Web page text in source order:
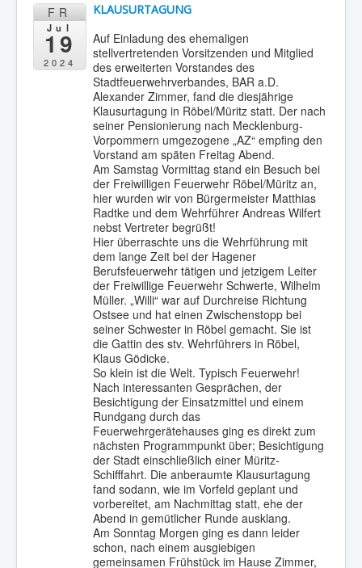
FR
Jul
19
2024
KLAUSURTAGUNG
Auf Einladung des ehemaligen
stellvertretenden Vorsitzenden und Mitglied
des erweiterten Vorstandes des
Stadtfeuerwehrverbandes, BAR a.D.
Alexander Zimmer, fand die diesjährige
Klausurtagung in Röbel/Müritz statt. Der nach
seiner Pensionierung nach Mecklenburg-
Vorpommern umgezogene „AZ“ empfing den
Vorstand am späten Freitag Abend.
Am Samstag Vormittag stand ein Besuch bei
der Freiwilligen Feuerwehr Röbel/Müritz an,
hier wurden wir von Bürgermeister Matthias
Radtke und dem Wehrführer Andreas Wilfert
nebst Vertreter begrüßt!
Hier überraschte uns die Wehrführung mit
dem lange Zeit bei der Hagener
Berufsfeuerwehr tätigen und jetzigem Leiter
der Freiwillige Feuerwehr Schwerte, Wilhelm
Müller. „Willi“ war auf Durchreise Richtung
Ostsee und hat einen Zwischenstopp bei
seiner Schwester in Röbel gemacht. Sie ist
die Gattin des stv. Wehrführers in Röbel,
Klaus Gödicke.
So klein ist die Welt. Typisch Feuerwehr!
Nach interessanten Gesprächen, der
Besichtigung der Einsatzmittel und einem
Rundgang durch das
Feuerwehrgerätehauses ging es direkt zum
nächsten Programmpunkt über; Besichtigung
der Stadt einschließlich einer Müritz-
Schifffahrt. Die anberaumte Klausurtagung
fand sodann, wie im Vorfeld geplant und
vorbereitet, am Nachmittag statt, ehe der
Abend in gemütlicher Runde ausklang.
Am Sonntag Morgen ging es dann leider
schon, nach einem ausgiebigen
gemeinsamen Frühstück im Hause Zimmer,